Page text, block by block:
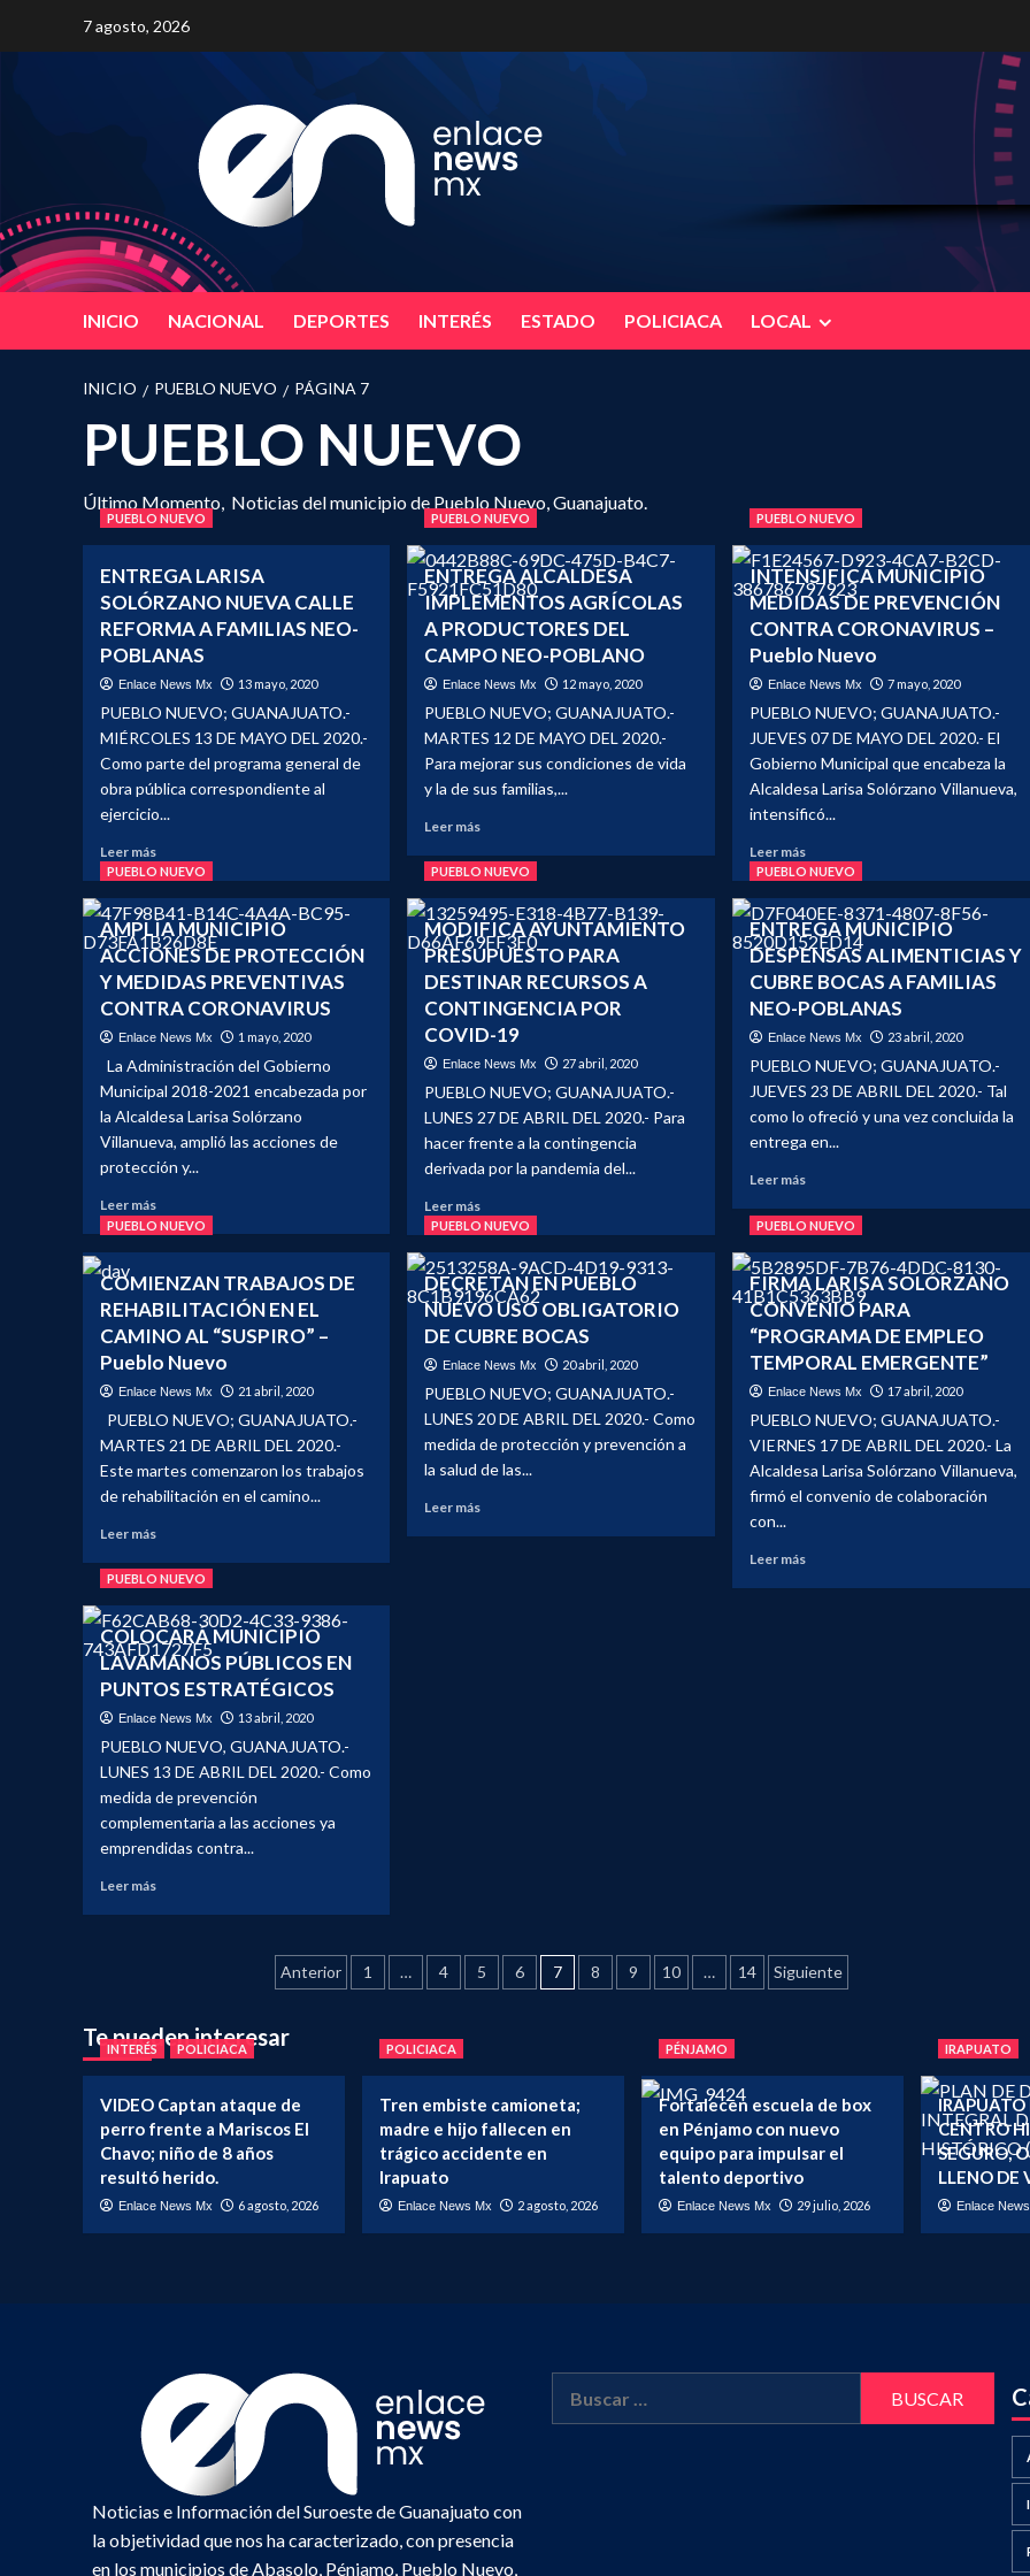
7 agosto, 2026
INICIO NACIONAL DEPORTES INTERÉS ESTADO POLICIACA LOCAL
INICIO PUEBLO NUEVO PÁGINA 7
PUEBLO NUEVO
Último Momento, Noticias del municipio de Pueblo Nuevo, Guanajuato.
PUEBLO NUEVO
ENTREGA LARISA
SOLÓRZANO NUEVA CALLE
REFORMA A FAMILIAS NEO-
POBLANAS
Enlace News Mx 13 mayo, 2020
PUEBLO NUEVO; GUANAJUATO.-
MIÉRCOLES 13 DE MAYO DEL 2020.-
Como parte del programa general de
obra pública correspondiente al
ejercicio...
Leer másLeer
más
ENTREGA
LARISA
SOLÓRZANO
NUEVA
CALLE
A
FAMILIAS
NEO-
POBLANAS
PUEBLO NUEVO
ENTREGA ALCALDESA
IMPLEMENTOS AGRÍCOLAS
A PRODUCTORES DEL
CAMPO NEO-POBLANO
Enlace News Mx 12 mayo, 2020
PUEBLO NUEVO; GUANAJUATO.-
MARTES 12 DE MAYO DEL 2020.-
Para mejorar sus condiciones de vida
y la de sus familias,...
Leer másLeer
sobre
ALCALDESA
IMPLEMENTOS
AGRÍCOLAS
A
PRODUCTORES
DEL
CAMPO
NEO-
POBLANO
PUEBLO NUEVO
INTENSIFICA MUNICIPIO
MEDIDAS DE PREVENCIÓN
CONTRA CORONAVIRUS –
Pueblo Nuevo
Enlace News Mx 7 mayo, 2020
PUEBLO NUEVO; GUANAJUATO.-
JUEVES 07 DE MAYO DEL 2020.- El
Gobierno Municipal que encabeza la
Alcaldesa Larisa Solórzano Villanueva,
intensificó...
Leer másLeer
más
INTENSIFICA
MUNICIPIO
MEDIDAS
DE
PREVENCIÓN
CORONAVIRUS
–
Pueblo
Nuevo
PUEBLO NUEVO
AMPLÍA MUNICIPIO
ACCIONES DE PROTECCIÓN
Y MEDIDAS PREVENTIVAS
CONTRA CORONAVIRUS
Enlace News Mx 1 mayo, 2020
La Administración del Gobierno
Municipal 2018-2021 encabezada por
la Alcaldesa Larisa Solórzano
Villanueva, amplió las acciones de
protección y...
Leer másLeer
más
MUNICIPIO
ACCIONES
DE
PROTECCIÓN
MEDIDAS
PREVENTIVAS
CONTRA
CORONAVIRUS
PUEBLO NUEVO
MODIFICA AYUNTAMIENTO
PRESUPUESTO PARA
DESTINAR RECURSOS A
CONTINGENCIA POR
COVID-19
Enlace News Mx 27 abril, 2020
PUEBLO NUEVO; GUANAJUATO.-
LUNES 27 DE ABRIL DEL 2020.- Para
hacer frente a la contingencia
derivada por la pandemia del...
Leer másLeer
más
MODIFICA
AYUNTAMIENTO
PRESUPUESTO
PARA
DESTINAR
A
CONTINGENCIA
POR
COVID-
PUEBLO NUEVO
ENTREGA MUNICIPIO
DESPENSAS ALIMENTICIAS Y
CUBRE BOCAS A FAMILIAS
NEO-POBLANAS
Enlace News Mx 23 abril, 2020
PUEBLO NUEVO; GUANAJUATO.-
JUEVES 23 DE ABRIL DEL 2020.- Tal
como lo ofreció y una vez concluida la
entrega en...
Leer másLeer
sobre
MUNICIPIO
DESPENSAS
ALIMENTICIAS
Y
BOCAS
A
FAMILIAS
NEO-
PUEBLO NUEVO
COMIENZAN TRABAJOS DE
REHABILITACIÓN EN EL
CAMINO AL “SUSPIRO” –
Pueblo Nuevo
Enlace News Mx 21 abril, 2020
PUEBLO NUEVO; GUANAJUATO.-
MARTES 21 DE ABRIL DEL 2020.-
Este martes comenzaron los trabajos
de rehabilitación en el camino...
Leer másLeer
sobre
TRABAJOS
DE
REHABILITACIÓN
EN
CAMINO
AL
“SUSPIRO”
–
Pueblo
PUEBLO NUEVO
DECRETAN EN PUEBLO
NUEVO USO OBLIGATORIO
DE CUBRE BOCAS
Enlace News Mx 20 abril, 2020
PUEBLO NUEVO; GUANAJUATO.-
LUNES 20 DE ABRIL DEL 2020.- Como
medida de protección y prevención a
la salud de las...
Leer másLeer
PUEBLO NUEVO
FIRMA LARISA SOLÓRZANO
CONVENIO PARA
“PROGRAMA DE EMPLEO
TEMPORAL EMERGENTE”
Enlace News Mx 17 abril, 2020
PUEBLO NUEVO; GUANAJUATO.-
VIERNES 17 DE ABRIL DEL 2020.- La
Alcaldesa Larisa Solórzano Villanueva,
firmó el convenio de colaboración
con...
Leer másLeer
PUEBLO NUEVO
COLOCARÁ MUNICIPIO
LAVAMANOS PÚBLICOS EN
PUNTOS ESTRATÉGICOS
Enlace News Mx 13 abril, 2020
PUEBLO NUEVO, GUANAJUATO.-
LUNES 13 DE ABRIL DEL 2020.- Como
medida de prevención
complementaria a las acciones ya
emprendidas contra...
Leer másLeer
EN
PUNTOS
ESTRATÉGICOS
Paginación
entradas
Anterior 1 … 4 5 6 7 8 9 10 … 14 Siguiente
Te pueden interesar
INTERÉS POLICIACA
VIDEO Captan ataque de
perro frente a Mariscos El
Chavo; niño de 8 años
resultó herido.
Enlace News Mx 6 agosto, 2026
POLICIACA
Tren embiste camioneta;
madre e hijo fallecen en
trágico accidente en
Irapuato
Enlace News Mx 2 agosto, 2026
PÉNJAMO
Fortalecen escuela de box
en Pénjamo con nuevo
equipo para impulsar el
talento deportivo
Enlace News Mx 29 julio, 2026
IRAPUATO
IRAPUATO
CENTRO
SEGURO,
LLENO DE
Enlace
Noticias e Información del Suroeste de Guanajuato con
la objetividad que nos ha caracterizado, con presencia
en los municipios de Abasolo, Pénjamo, Pueblo Nuevo,